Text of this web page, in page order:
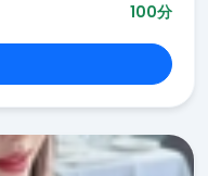
100分